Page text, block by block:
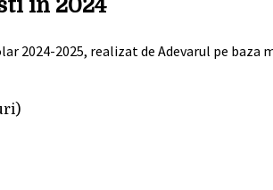
in 2024
2024-2025, realizat de Adevarul pe